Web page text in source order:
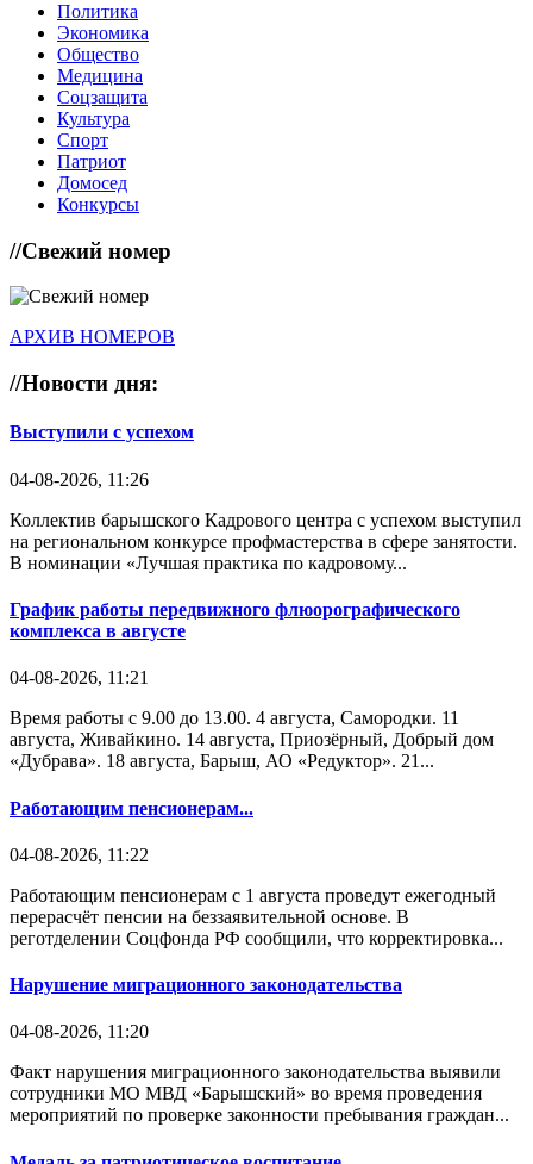
Политика
Экономика
Общество
Медицина
Соцзащита
Культура
Спорт
Патриот
Домосед
Конкурсы
//Свежий номер
АРХИВ НОМЕРОВ
//Новости дня:
Выступили с успехом
04-08-2026, 11:26
Коллектив барышского Кадрового центра с успехом выступил
на региональном конкурсе профмастерства в сфере занятости.
В номинации «Лучшая практика по кадровому...
График работы передвижного флюорографического
комплекса в августе
04-08-2026, 11:21
Время работы с 9.00 до 13.00. 4 августа, Самородки. 11
августа, Живайкино. 14 августа, Приозёрный, Добрый дом
«Дубрава». 18 августа, Барыш, АО «Редуктор». 21...
Работающим пенсионерам...
04-08-2026, 11:22
Работающим пенсионерам с 1 августа проведут ежегодный
перерасчёт пенсии на беззаявительной основе. В
реготделении Соцфонда РФ сообщили, что корректировка...
Нарушение миграционного законодательства
04-08-2026, 11:20
Факт нарушения миграционного законодательства выявили
сотрудники МО МВД «Барышский» во время проведения
мероприятий по проверке законности пребывания граждан...